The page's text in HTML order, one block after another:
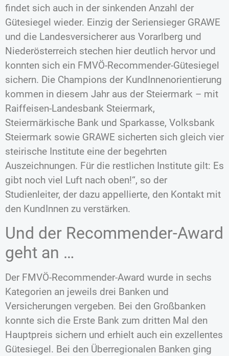
findet sich auch in der sinkenden Anzahl der
Gütesiegel wieder. Einzig der Seriensieger GRAWE
und die Landesversicherer aus Vorarlberg und
Niederösterreich stechen hier deutlich hervor und
konnten sich ein FMVÖ-Recommender-Gütesiegel
sichern. Die Champions der KundInnenorientierung
kommen in diesem Jahr aus der Steiermark – mit
Raiffeisen-Landesbank Steiermark,
Steiermärkische Bank und Sparkasse, Volksbank
Steiermark sowie GRAWE sicherten sich gleich vier
steirische Institute eine der begehrten
Auszeichnungen. Für die restlichen Institute gilt: Es
gibt noch viel Luft nach oben!“, so der
Studienleiter, der dazu appellierte, den Kontakt mit
den KundInnen zu verstärken.
Und der Recommender-Award
geht an …
Der FMVÖ-Recommender-Award wurde in sechs
Kategorien an jeweils drei Banken und
Versicherungen vergeben. Bei den Großbanken
konnte sich die Erste Bank zum dritten Mal den
Hauptpreis sichern und erhielt auch ein exzellentes
Gütesiegel. Bei den Überregionalen Banken ging